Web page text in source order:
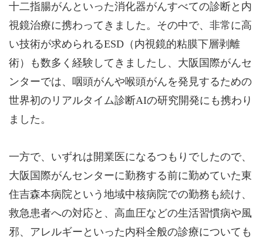
十二指腸がんといった消化器がんすべての診断と内
視鏡治療に携わってきました。その中で、非常に高
い技術が求められるESD（内視鏡的粘膜下層剥離
術）も数多く経験してきましたし、大阪国際がんセ
ンターでは、咽頭がんや喉頭がんを発見するための
世界初のリアルタイム診断AIの研究開発にも携わり
ました。
一方で、いずれは開業医になるつもりでしたので、
大阪国際がんセンターに勤務する前に勤めていた東
住吉森本病院という地域中核病院での勤務も続け、
救急患者への対応と、高血圧などの生活習慣病や風
邪、アレルギーといった内科全般の診療についても